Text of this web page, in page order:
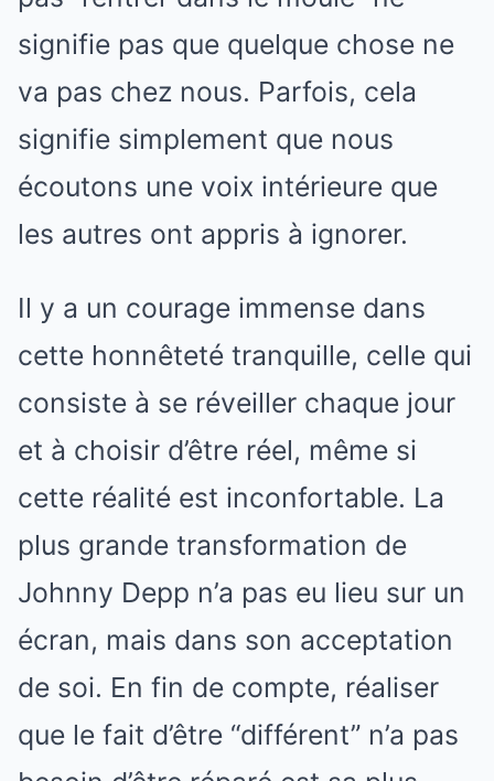
signifie pas que quelque chose ne
va pas chez nous. Parfois, cela
signifie simplement que nous
écoutons une voix intérieure que
les autres ont appris à ignorer.
Il y a un courage immense dans
cette honnêteté tranquille, celle qui
consiste à se réveiller chaque jour
et à choisir d’être réel, même si
cette réalité est inconfortable. La
plus grande transformation de
Johnny Depp n’a pas eu lieu sur un
écran, mais dans son acceptation
de soi. En fin de compte, réaliser
que le fait d’être “différent” n’a pas